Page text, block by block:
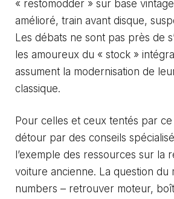
« restomodder » sur base
amélioré, train avant disque,
Les débats ne sont pas près de
les amoureux du « stock »
assument la modernisation de
classique.
Pour celles et ceux tentés par
détour par des conseils
l’exemple des ressources sur la
voiture ancienne. La question du
numbers – retrouver moteur,